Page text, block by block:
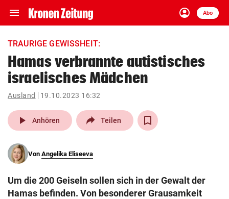
menu Navigation
ein-/ausklappen
account_circle
Anmelden
Abo
close Schließen
account_circle Anmelden
pin_drop
Wien arrow_right
search
eingeben
TRAURIGE GEWISSHEIT:
Hamas verbrannte autistisches
israelisches Mädchen
Ausland 19.10.2023 16:32
play_arrow Anhören Teilen
Von Angelika Eliseeva
Um die 200 Geiseln sollen sich in der Gewalt der
Hamas befinden. Von besonderer Grausamkeit